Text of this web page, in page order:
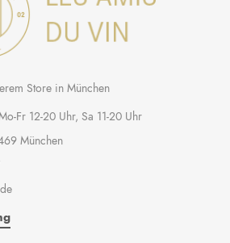
Store in München
Fr 12-20 Uhr, Sa 11-20 Uhr
München